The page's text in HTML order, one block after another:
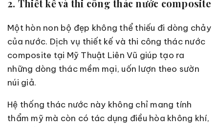
2. Thiết kế và thi công thác nước composite
Một hòn non bộ đẹp không thể thiếu đi dòng chảy
của nước. Dịch vụ thiết kế và thi công thác nước
composite tại Mỹ Thuật Liên Vũ giúp tạo ra
những dòng thác mềm mại, uốn lượn theo sườn
núi giả.
Hệ thống thác nước này không chỉ mang tính
thẩm mỹ mà còn có tác dụng điều hòa không khí,